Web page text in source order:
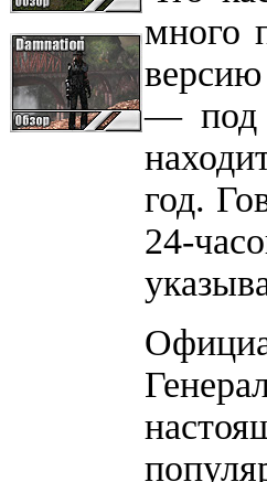
много
— под
год.
24-